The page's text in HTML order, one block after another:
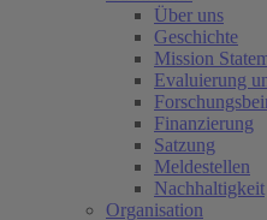
Über uns
Geschichte
Mission
Evaluierung
Finanzierung
Satzung
Meldestellen
Nachhaltigkeit
Organisation